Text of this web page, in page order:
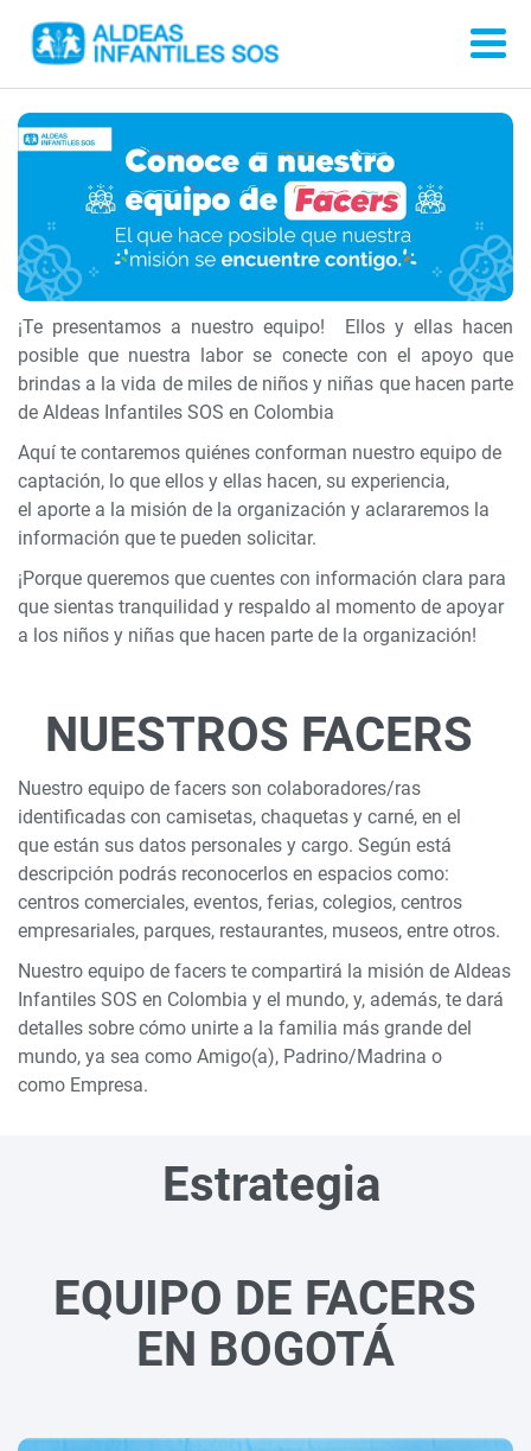
¡Te presentamos a nuestro equipo! Ellos y ellas hacen
posible que nuestra labor se conecte con el apoyo que
brindas a la vida de miles de niños y niñas que hacen parte
de Aldeas Infantiles SOS en Colombia
Aquí te contaremos quiénes conforman nuestro equipo de
captación, lo que ellos y ellas hacen, su experiencia,
el aporte a la misión de la organización y aclararemos la
información que te pueden solicitar.
¡Porque queremos que cuentes con información clara para
que sientas tranquilidad y respaldo al momento de apoyar
a los niños y niñas que hacen parte de la organización!
NUESTROS FACERS
Nuestro equipo de facers son colaboradores/ras
identificadas con camisetas, chaquetas y carné, en el
que están sus datos personales y cargo. Según está
descripción podrás reconocerlos en espacios como:
centros comerciales, eventos, ferias, colegios, centros
empresariales, parques, restaurantes, museos, entre otros.
Nuestro equipo de facers te compartirá la misión de Aldeas
Infantiles SOS en Colombia y el mundo, y, además, te dará
detalles sobre cómo unirte a la familia más grande del
mundo, ya sea como Amigo(a), Padrino/Madrina o
como Empresa.
Estrategia
EQUIPO DE FACERS
EN BOGOTÁ